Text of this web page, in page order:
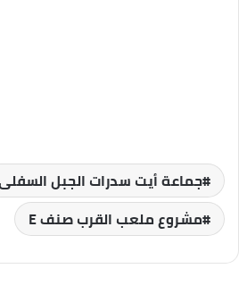
جماعة أيت سدرات الجبل
مشروع ملعب القرب صنف E